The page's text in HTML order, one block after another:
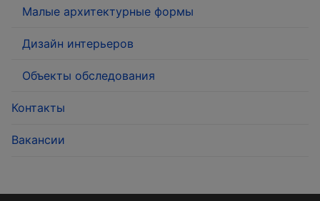
Малые архитектурные формы
Дизайн интерьеров
Объекты обследования
Контакты
Вакансии